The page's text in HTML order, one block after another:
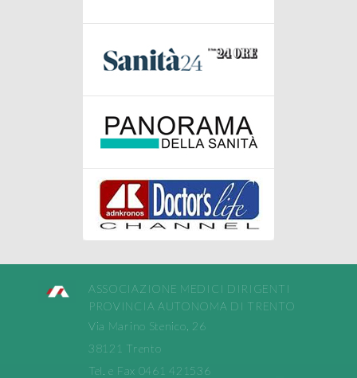
ASSOCIAZIONE MEDICI DIRIGENTI
PROVINCIA AUTONOMA DI TRENTO
Via Marino Stenico, 26
38121 Trento
Tel. e Fax 0461 421536